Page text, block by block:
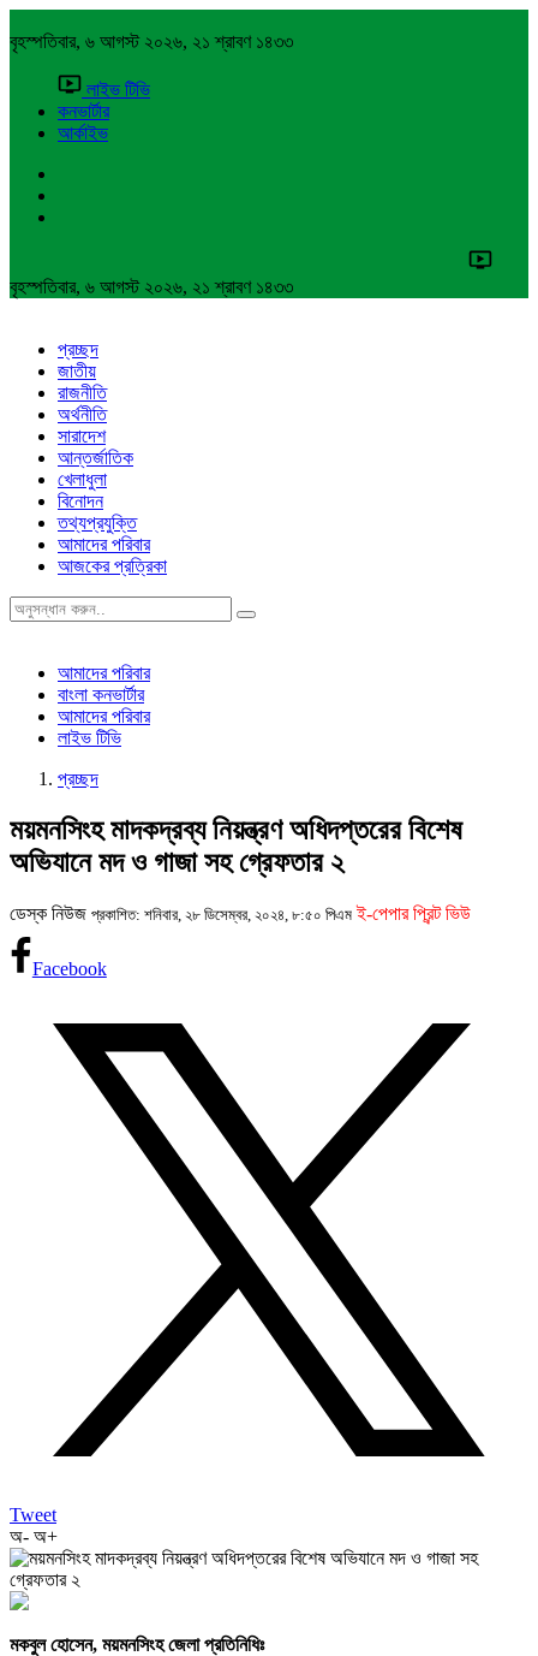
বৃহস্পতিবার, ৬ আগস্ট ২০২৬, ২১ শ্রাবণ ১৪৩৩
লাইভ টিভি
কনভার্টার
আর্কাইভ
বৃহস্পতিবার, ৬ আগস্ট ২০২৬, ২১ শ্রাবণ ১৪৩৩
প্রচ্ছদ
জাতীয়
রাজনীতি
অর্থনীতি
সারাদেশ
আন্তর্জাতিক
খেলাধুলা
বিনোদন
তথ্যপ্রযুক্তি
আমাদের পরিবার
আজকের প্রত্রিকা
আমাদের পরিবার
বাংলা কনভার্টার
আমাদের পরিবার
লাইভ টিভি
প্রচ্ছদ
ময়মনসিংহ মাদকদ্রব্য নিয়ন্ত্রণ অধিদপ্তরের বিশেষ
অভিযানে মদ ও গাজা সহ গ্রেফতার ২
ডেস্ক নিউজ প্রকাশিত: শনিবার, ২৮ ডিসেম্বর, ২০২৪, ৮:৫০ পিএম ই-পেপার প্রিন্ট ভিউ
Facebook
Tweet
অ- অ+
মকবুল হোসেন, ময়মনসিংহ জেলা প্রতিনিধিঃ